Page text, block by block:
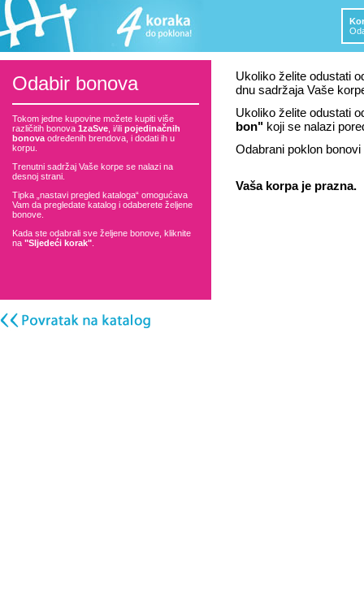
Odabir bonova
Tokom jedne kupovine možete kupiti više
različitih bonova 1zaSve , i/ili pojedinačnih
bonova određenih brendova, i dodati ih u
korpu.
Trenutni sadržaj Vaše korpe se nalazi na
desnoj strani.
Tipka „nastavi pregled kataloga“ omogućava
Vam da pregledate katalog i odaberete željene
bonove.
Kada ste odabrali sve željene bonove, kliknite
na "Sljedeći korak"
Ukoliko želite odustati
dnu sadržaja Vaše
Ukoliko želite odustati
bon" koji se nalazi
Odabrani poklon
Vaša korpa je prazna.